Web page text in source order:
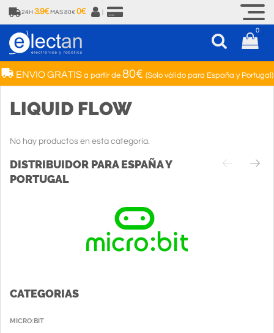
24H 3.9€ MAS 80€ 0€
0
ENVIO GRATISa partir de 80€ (Solo válido para España y Portugal)
LIQUID FLOW
No hay productos en esta categoria.
DISTRIBUIDOR PARA ESPAÑA Y
PORTUGAL
CATEGORIAS
MICRO:BIT